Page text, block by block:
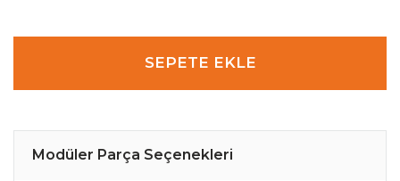
SEPETE EKLE
Modüler Parça Seçenekleri